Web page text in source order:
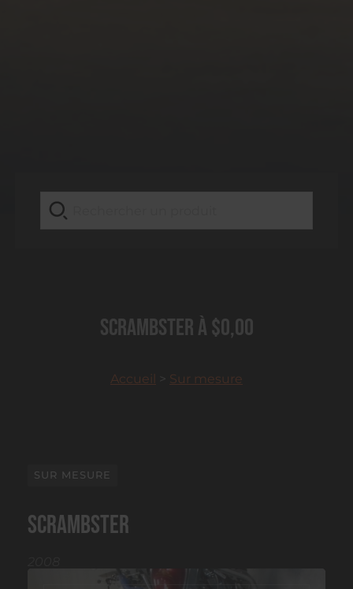
Scrambster à $0,00
Accueil > Sur mesure
SUR MESURE
Scrambster